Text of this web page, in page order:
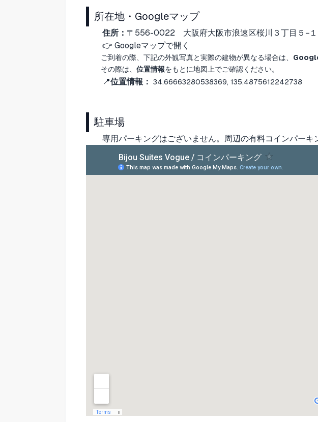
所在地・Googleマップ
住所： 〒556-0022 大阪府大阪市浪速区桜川３丁目５−
👉 Googleマップで開く
ご到着の際、下記の外観写真と実際の建物が異なる場合は、
その際は、 位置情報をもとに地図上でご確認ください。
📍位置情報： 34.66663280538369, 135.4875612242738
駐車場
専用パーキングはございません。周辺の有料コインパーキ